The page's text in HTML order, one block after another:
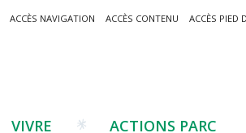
ACCÈS NAVIGATION ACCÈS CONTENU ACCÈS PIED
VIVRE ACTIONS PARC